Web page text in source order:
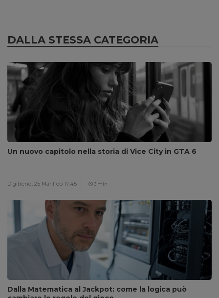
DALLA STESSA CATEGORIA
Un nuovo capitolo nella storia di Vice City in GTA 6
Digitrend, 25 Mar Feb 17:45 3 min
Dalla Matematica al Jackpot: come la logica può